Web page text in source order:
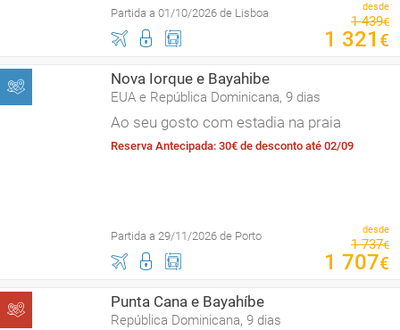
Partida a 01/10/2026 de Lisboa desde
1 439€
1 321 €
Nova Iorque e Bayahibe
EUA e República Dominicana, 9 dias
Ao seu gosto com estadia na praia
Reserva Antecipada: 30€ de desconto até 02/09
Partida a 29/11/2026 de Porto desde
1 737€
1 707€
Punta Cana e Bayahíbe
República Dominicana, 9 dias